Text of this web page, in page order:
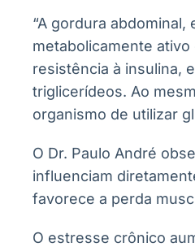
“A gordura
metabolicamente
resistência à insulina,
triglicerídeos. Ao
organismo de utilizar
O Dr. Paulo André
influenciam
favorece a perda
O estresse crônico